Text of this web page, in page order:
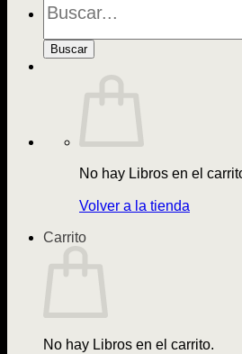
de
Buscar
No hay Libros en el
Volver a la tienda
Carrito
No hay Libros en el carrito.